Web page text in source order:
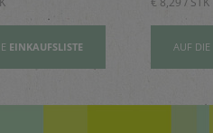
EINKAUFSLISTE AUF DIE